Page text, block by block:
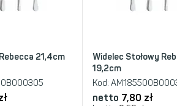
21,4cm
Widelec Stołowy
19,2cm
Kod:
netto 7,80 zł